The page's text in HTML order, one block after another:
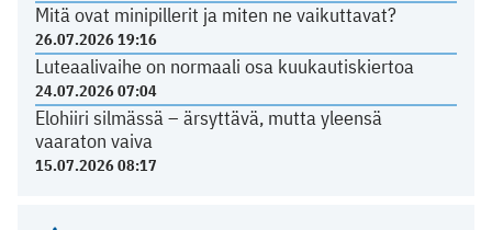
Mitä ovat minipillerit ja miten ne vaikuttavat?
26.07.2026 19:16
Luteaalivaihe on normaali osa kuukautiskiertoa
24.07.2026 07:04
Elohiiri silmässä – ärsyttävä, mutta yleensä
vaaraton vaiva
15.07.2026 08:17